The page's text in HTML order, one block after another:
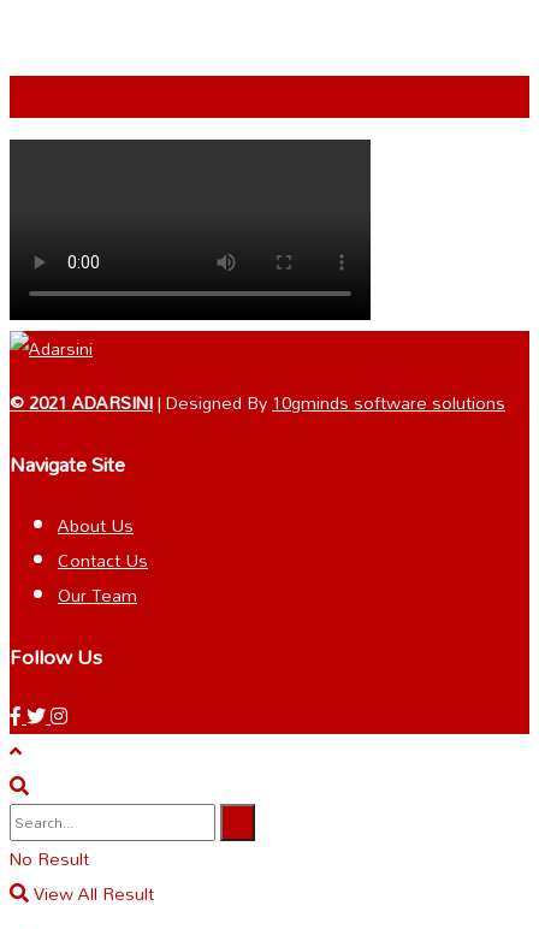
© 2021 ADARSINI| Designed By10gminds software solutions
Navigate Site
About Us
Contact Us
Our Team
Follow Us
No Result
View All Result